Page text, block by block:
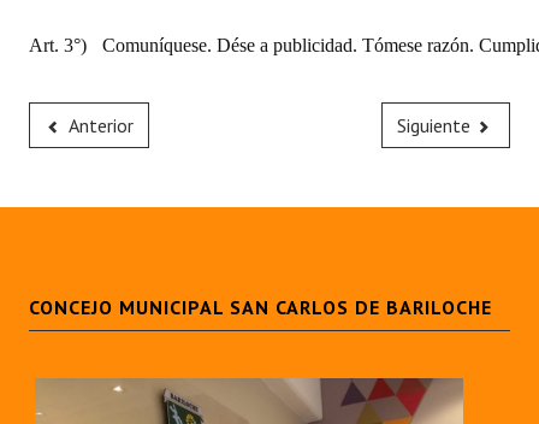
Art. 3°) Comuníquese. Dése a publicidad. Tómese razón.
Anterior Siguiente
CONCEJO MUNICIPAL SAN CARLOS DE BARILOCHE